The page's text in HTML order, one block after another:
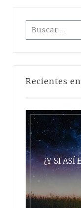
Buscar:
Recientes
¿Y SI ASÍ